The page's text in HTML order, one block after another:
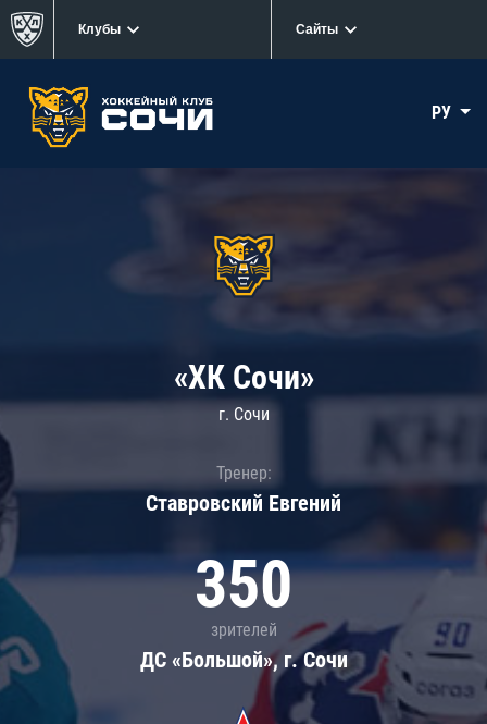
Клубы Сайты
РУ
«ХК Сочи»
г. Сочи
Тренер:
Ставровский Евгений
350
зрителей
ДС «Большой», г. Сочи